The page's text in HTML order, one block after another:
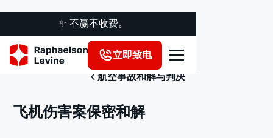
✨ 不赢不收费。
立即致电
航空事故和解与判决
飞机伤害案保密和解